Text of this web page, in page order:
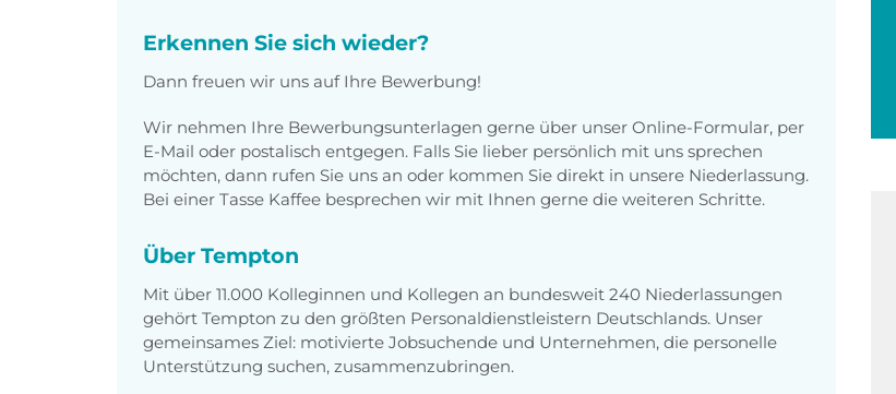
Erkennen Sie sich wieder?
Dann freuen wir uns auf Ihre Bewerbung!
Wir nehmen Ihre Bewerbungsunterlagen gerne über unser Online-Formular, per
E-Mail oder postalisch entgegen. Falls Sie lieber persönlich mit uns sprechen
möchten, dann rufen Sie uns an oder kommen Sie direkt in unsere Niederlassung.
Bei einer Tasse Kaffee besprechen wir mit Ihnen gerne die weiteren Schritte.
Über Tempton
Mit über 11.000 Kolleginnen und Kollegen an bundesweit 240 Niederlassungen
gehört Tempton zu den größten Personaldienstleistern Deutschlands. Unser
gemeinsames Ziel: motivierte Jobsuchende und Unternehmen, die personelle
Unterstützung suchen, zusammenzubringen.